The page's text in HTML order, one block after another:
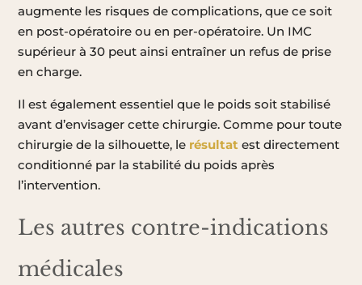
augmente les risques de complications, que ce soit
en post-opératoire ou en per-opératoire. Un IMC
supérieur à 30 peut ainsi entraîner un refus de prise
en charge.
Il est également essentiel que le poids soit stabilisé
avant d’envisager cette chirurgie. Comme pour toute
chirurgie de la silhouette, le résultat est directement
conditionné par la stabilité du poids après
l’intervention.
Les autres contre-indications
médicales